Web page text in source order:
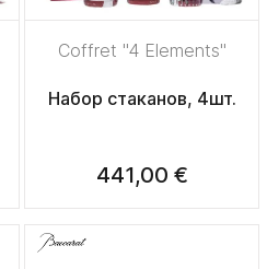
Coffret "4 Elements"
Набор стаканов, 4шт.
441,00 €